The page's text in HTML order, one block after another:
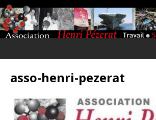
asso-henri-pezerat